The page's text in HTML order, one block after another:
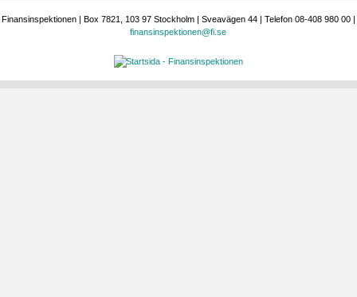
Finansinspektionen | Box 7821, 103 97 Stockholm | Sveavägen 44 | Telefon 08-408 980 00 |
finansinspektionen@fi.se